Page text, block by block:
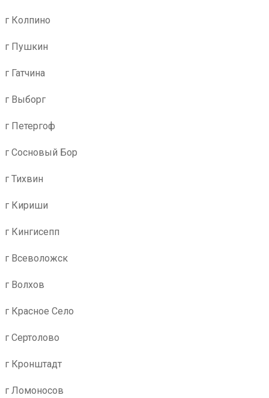
г Колпино
г Пушкин
г Гатчина
г Выборг
г Петергоф
г Сосновый Бор
г Тихвин
г Кириши
г Кингисепп
г Всеволожск
г Волхов
г Красное Село
г Сертолово
г Кронштадт
г Ломоносов